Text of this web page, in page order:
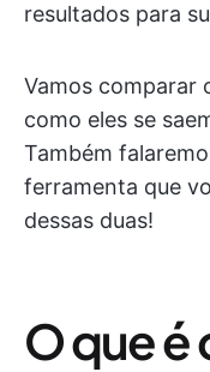
resultados para
Vamos comparar
como eles se
Também
ferramenta que
dessas duas!
O que é